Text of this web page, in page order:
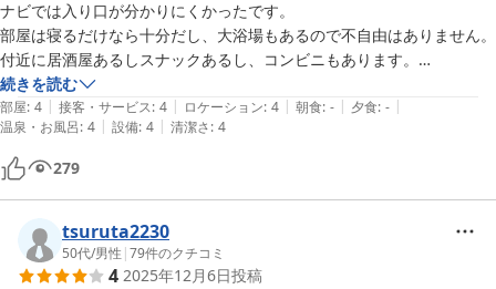
ナビでは入り口が分かりにくかったです。
部屋は寝るだけなら十分だし、大浴場もあるので不自由はありません。
付近に居酒屋あるしスナックあるし、コンビニもあります。
お手頃でいい宿です。
またお世話になります。
続きを読む
部屋: 4 | 接客・サービス: 4 | ロケーション: 4 | 朝食: - | 夕食: - |
温泉・お風呂: 4 | 設備: 4 | 清潔さ: 4
279
tsuruta2230
50代/男性 |79件のクチコミ
4 2025年12月6日投稿